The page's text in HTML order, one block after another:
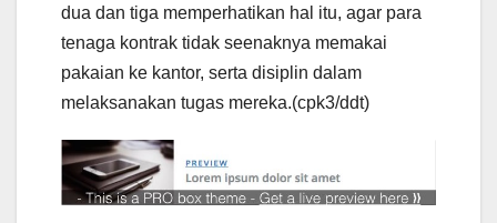
dua dan tiga memperhatikan hal itu, agar para
tenaga kontrak tidak seenaknya memakai
pakaian ke kantor, serta disiplin dalam
melaksanakan tugas mereka.(cpk3/ddt)